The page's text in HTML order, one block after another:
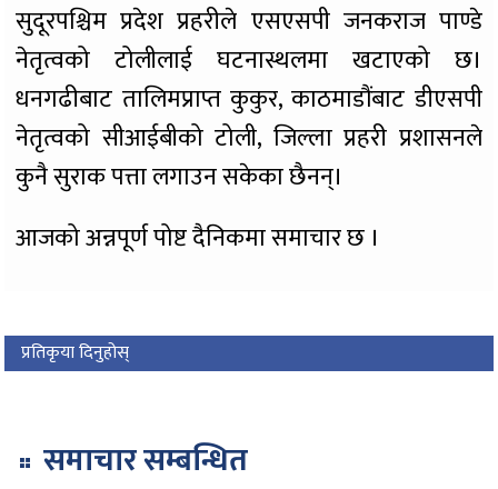
सुदूरपश्चिम प्रदेश प्रहरीले एसएसपी जनकराज पाण्डे
नेतृत्वको टोलीलाई घटनास्थलमा खटाएको छ।
धनगढीबाट तालिमप्राप्त कुकुर, काठमाडौंबाट डीएसपी
नेतृत्वको सीआईबीको टोली, जिल्ला प्रहरी प्रशासनले
कुनै सुराक पत्ता लगाउन सकेका छैनन्।
आजको अन्नपूर्ण पोष्ट दैनिकमा समाचार छ ।
प्रतिकृया दिनुहोस्
समाचार सम्बन्धित